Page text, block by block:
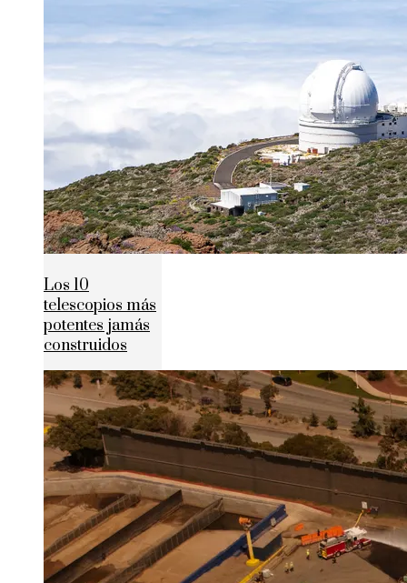
Los 10
telescopios más
potentes jamás
construidos